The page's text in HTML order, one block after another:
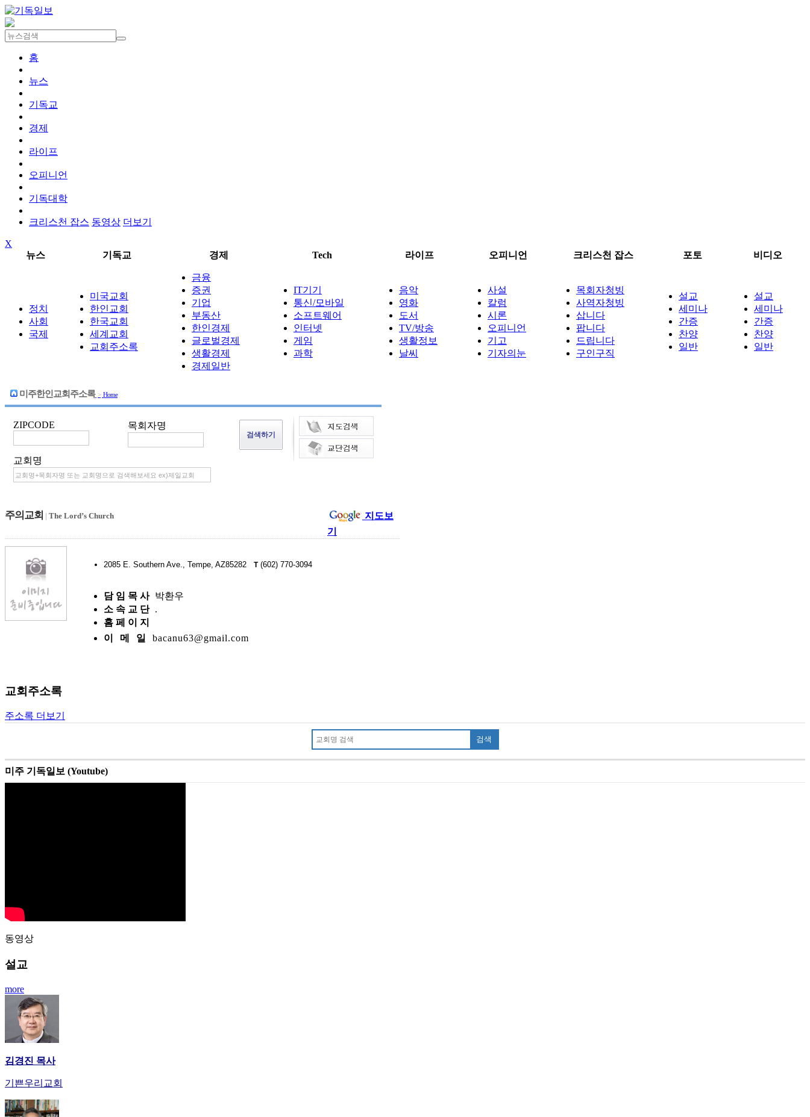
홈
뉴스
기독교
경제
라이프
오피니언
기독대학
크리스천 잡스 동영상 더보기
X
뉴스
기독교 경제 Tech 라이프 오피니언 크리스천 잡스 포토 비디오
정치
사회
국제
미국교회
한인교회
한국교회
세계교회
교회주소록
금융
증권
기업
부동산
한인경제
글로벌경제
생활경제
경제일반
IT기기
통신/모바일
소프트웨어
인터넷
게임
과학
음악
영화
도서
TV/방송
생활정보
날씨
사설
칼럼
시론
오피니언
기고
기자의눈
목회자청빙
사역자청빙
삽니다
팝니다
드립니다
구인구직
설교
세미나
간증
찬양
일반
설교
세미나
간증
찬양
일반
미주한인교회주소록 > Home
ZIPCODE 목회자명
교회명
주의교회 | The Lord’s Church
지도보
기
2085 E. Southern Ave., Tempe, AZ85282 T(602) 770-3094
담 임 목 사 박환우
소 속 교 단 .
홈 페 이 지
이 메 일
bacanu63@gmail.com
교회주소록
주소록 더보기
검색
미주 기독일보 (Youtube)
동영상
설교
more
김경진 목사
기쁜우리교회